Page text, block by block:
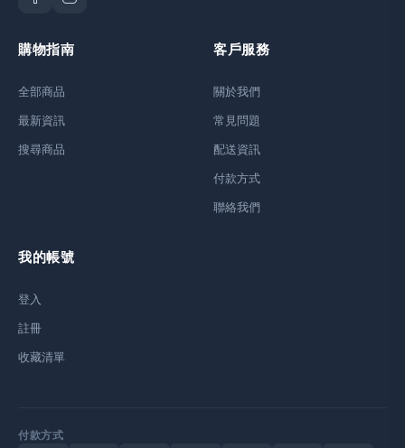
購物指南
全部商品
最新資訊
搜尋商品
客戶服務
關於我們
常見問題
配送資訊
付款方式
聯絡我們
我的帳號
登入
註冊
收藏清單
付款方式